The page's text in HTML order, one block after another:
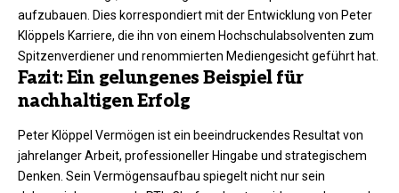
aufzubauen. Dies korrespondiert mit der Entwicklung von Peter
Klöppels Karriere, die ihn von einem Hochschulabsolventen zum
Spitzenverdiener und renommierten Mediengesicht geführt hat.
Fazit: Ein gelungenes Beispiel für
nachhaltigen Erfolg
Peter Klöppel Vermögen ist ein beeindruckendes Resultat von
jahrelanger Arbeit, professioneller Hingabe und strategischem
Denken. Sein Vermögensaufbau spiegelt nicht nur sein